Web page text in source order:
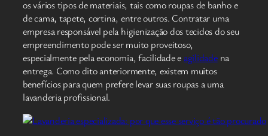
os vários tipos de materiais, tais como roupas de banho e
de cama, tapete, cortina, entre outros. Contratar uma
empresa responsável pela higienização dos tecidos do seu
empreendimento pode ser muito proveitoso,
especialmente pela economia, facilidade e agilidadena
entrega. Como dito anteriormente, existem muitos
benefícios para quem prefere levar suas roupas a uma
lavanderia profissional.